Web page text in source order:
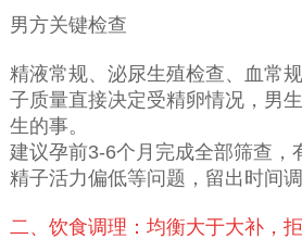
男方关键检查
精液常规、泌尿生殖检查、血常
子质量直接决定受精卵情况，男
生的事。
建议孕前3-6个月完成全部筛查，
精子活力偏低等问题，留出时间调
二、饮食调理：均衡大于大补，